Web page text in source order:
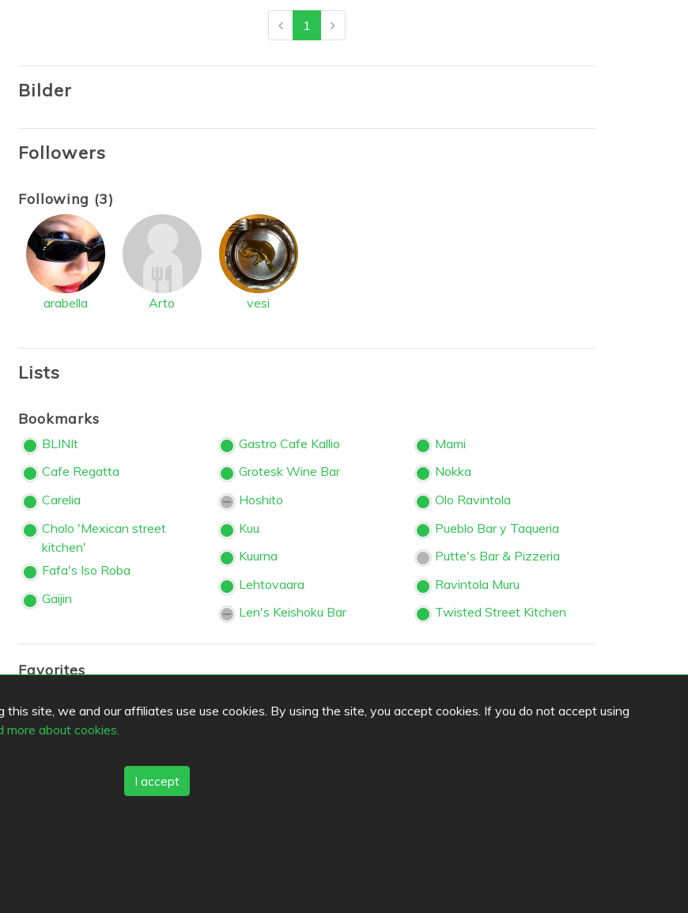
site, we and our affiliates use use cookies. By using the site, you accept cookies. If you do not accept using
more about cookies.
I accept
1
Bilder
Followers
Following (3)
arabella Arto vesi
Lists
Bookmarks
BLINIt
Cafe Regatta
Carelia
Cholo 'Mexican street
kitchen'
Fafa's Iso Roba
Gaijin
Gastro Cafe Kallio
Grotesk Wine Bar
Hoshito
Kuu
Kuurna
Lehtovaara
Len's Keishoku Bar
Mami
Nokka
Olo Ravintola
Pueblo Bar y Taqueria
Putte's Bar & Pizzeria
Ravintola Muru
Twisted Street Kitchen
Favorites
Kahvila-Ravintola Nuppu
Kitchen
Sushibar + Wine